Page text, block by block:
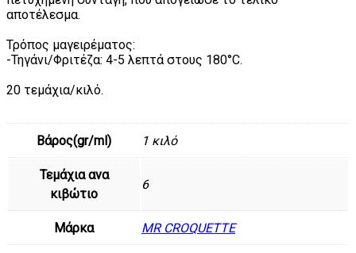
αποτέλεσμα.
Τρόπος μαγειρέματος:
-Τηγάνι/Φριτέζα: 4-5 λεπτά στους 180°C.
20 τεμάχια/κιλό.
Βάρος(gr/ml) 1 κιλό
Τεμάχια ανα
κιβώτιο
6
Μάρκα MR CROQUETTE